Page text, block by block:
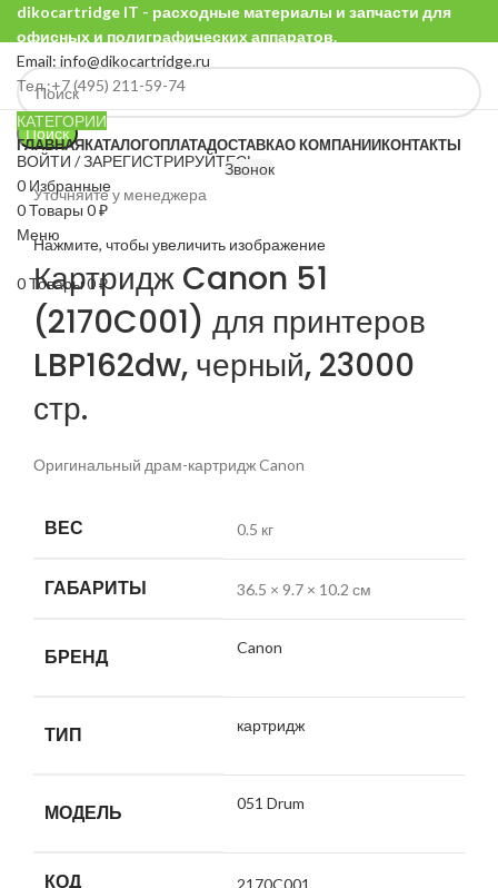
dikocartridge IT - расходные материалы и запчасти для
офисных и полиграфических аппаратов.
Email: info@dikocartridge.ru
Тел.:+7 (495) 211-59-74
Поиск
ВОЙТИ / ЗАРЕГИСТРИРУЙТЕСЬ
0 Избранные
0Товары 0₽
Меню
0Товары0₽
КАТЕГОРИИ
ГЛАВНАЯКАТАЛОГОПЛАТАДОСТАВКАО КОМПАНИИКОНТАКТЫ
Звонок
Уточняйте у менеджера
Нажмите, чтобы увеличить изображение
Картридж Canon 51
(2170C001) для принтеров
LBP162dw, черный, 23000
стр.
Оригинальный драм-картридж Canon
ВЕС 0.5 кг
ГАБАРИТЫ 36.5 × 9.7 × 10.2 см
БРЕНД Canon
ТИП картридж
МОДЕЛЬ 051 Drum
КОД